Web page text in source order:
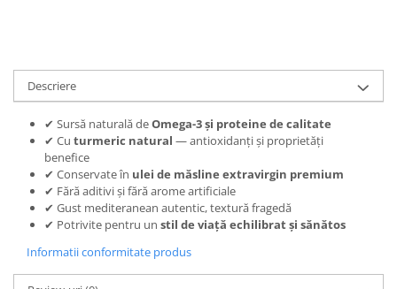
Descriere
✔ Sursă naturală deOmega-3 și proteine de calitate
✔ Cu turmeric natural — antioxidanți și proprietăți
benefice
✔ Conservate în ulei de măsline extravirgin premium
✔ Fără aditivi și fără arome artificiale
✔ Gust mediteranean autentic, textură fragedă
✔ Potrivite pentru un stil de viață echilibrat și sănătos
Informatii conformitate produs